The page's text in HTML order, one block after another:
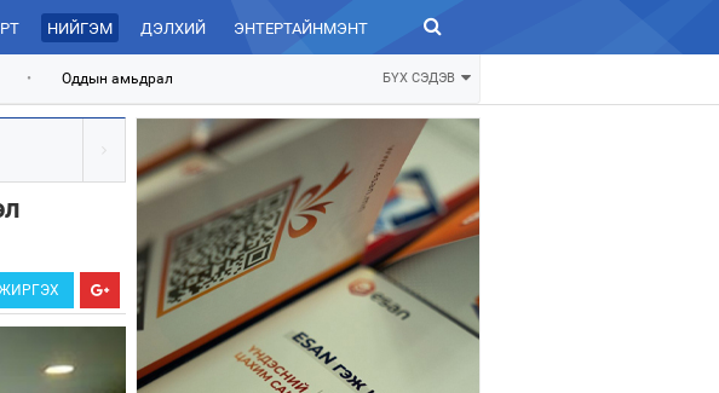
НИЙГЭМ ДЭЛХИЙ ЭНТЕРТАЙНМЭНТ ЗУРХАЙ
• Оддын амьдрал БҮХ СЭДЭВ